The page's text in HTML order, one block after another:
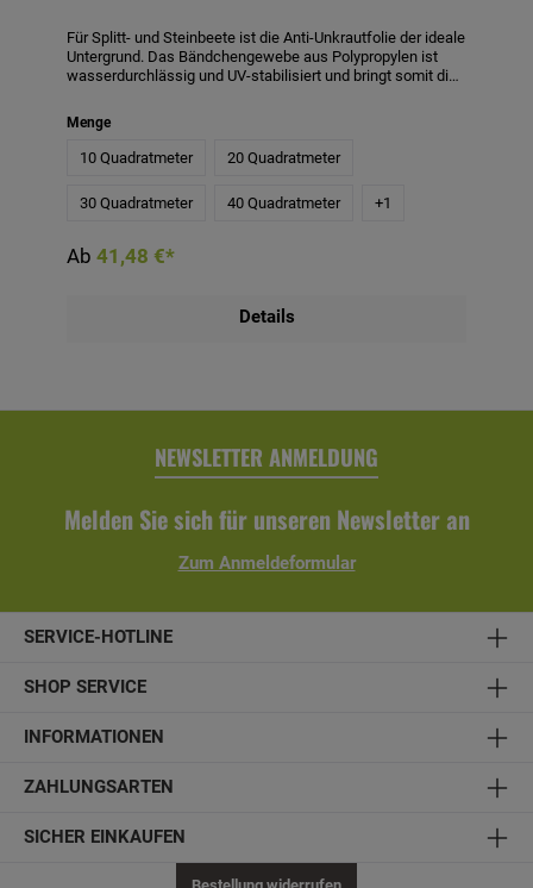
Für Splitt- und Steinbeete ist die Anti-Unkrautfolie der ideale
Untergrund. Das Bändchengewebe aus Polypropylen ist
wasserdurchlässig und UV-stabilisiert und bringt somit die
sich. Bei Verwendung der PPX Folie zur Verringerung von
Unkraut wird empfohlen, eine Schichthöhe von mindestens
4-5 cm anzuwenden. Bei einer geringeren Schichthöhe
haben z. B. Flugpollen leichteres Spiel sich festzusetzen
Produktmerkmale:- Material: Polypropylen- Qualität: ca. 110
weist 15 x 15 cm große, grüne Markierungen auf-
Rollenbreite: 0,5 m
Menge
10 Quadratmeter 20 Quadratmeter
30 Quadratmeter 40 Quadratmeter +1
Ab 41,48 €*
Details
NEWSLETTER ANMELDUNG
Melden Sie sich für unseren Newsletter an
Zum Anmeldeformular
SERVICE-HOTLINE
SHOP SERVICE
INFORMATIONEN
ZAHLUNGSARTEN
SICHER EINKAUFEN